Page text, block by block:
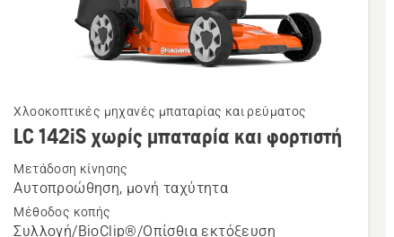
Δείτε
περισσότερες
λεπτομέρειες
για
Χλοοκοπτικές μηχανές μπαταρίας και ρεύματος
LC 142iS χωρίς μπαταρία και φορτιστή
Μετάδοση κίνησης
Αυτοπροώθηση, μονή ταχύτητα
Μέθοδος κοπής
Συλλογή/BioClip®/Οπίσθια εκτόξευση